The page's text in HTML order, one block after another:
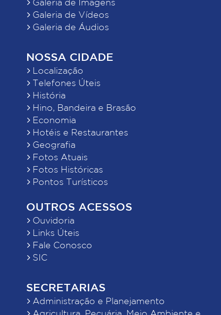
Galeria de Imagens
Galeria de Vídeos
Galeria de Áudios
NOSSA CIDADE
Localização
Telefones Úteis
História
Hino, Bandeira e Brasão
Economia
Hotéis e Restaurantes
Geografia
Fotos Atuais
Fotos Históricas
Pontos Turísticos
OUTROS ACESSOS
Ouvidoria
Links Úteis
Fale Conosco
SIC
SECRETARIAS
Administração e Planejamento